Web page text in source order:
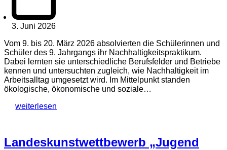
3. Juni 2026
Vom 9. bis 20. März 2026 absolvierten die Schülerinnen und
Schüler des 9. Jahrgangs ihr Nachhaltigkeitspraktikum.
Dabei lernten sie unterschiedliche Berufsfelder und Betriebe
kennen und untersuchten zugleich, wie Nachhaltigkeit im
Arbeitsalltag umgesetzt wird. Im Mittelpunkt standen
ökologische, ökonomische und soziale…
weiterlesen
Landeskunstwettbewerb „Jugend